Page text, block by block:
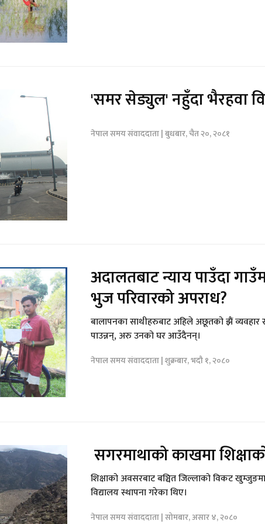
'समर सेड्युल' नहुँदा भैरहवा
नेपाल समय संवाददाता | बुधबार, चैत २०, २०८१
अदालतबाट न्याय पाउँदा
भुज परिवारको अपराध?
बालापनका साथीहरुबाट अहिले अछूतको झैं
पाउन्नन्, अरु उनको घर आउँदैनन्।
नेपाल समय संवाददाता | शुक्रबार, भदौ १, २०८०
सगरमाथाको काखमा
शिक्षाको अवसरबाट बञ्चित जिल्लाको विकट
विद्यालय स्थापना गरेका थिए।
नेपाल समय संवाददाता | सोमबार, असार ४, २०८०